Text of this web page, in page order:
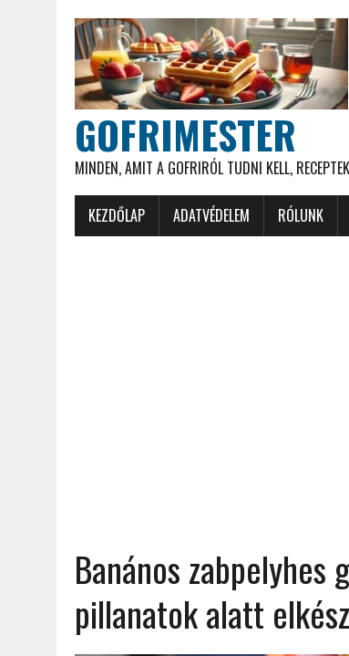
GOFRIMESTER
MINDEN, AMIT A GOFRIRÓL TUDNI KELL,
KEZDŐLAP ADATVÉDELEM RÓLUNK
Banános zabpelyhes
pillanatok alatt